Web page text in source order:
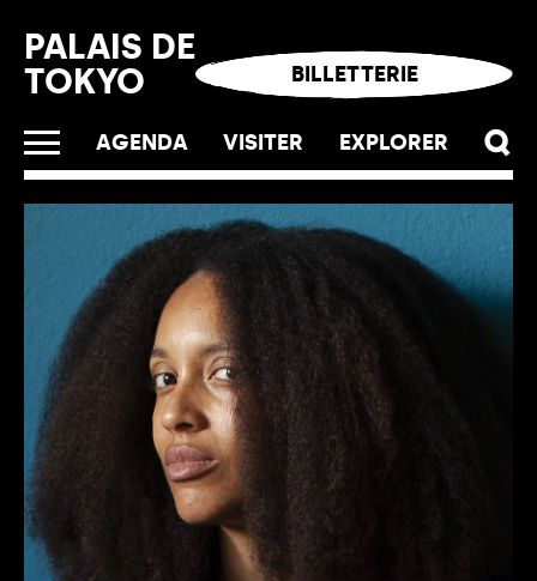
AGENDA VISITER EXPLORER
PALAIS DE
TOKYO
BILLETTERIE